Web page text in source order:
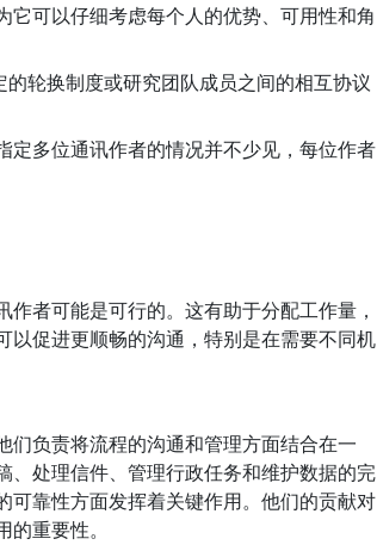
可以仔细考虑每个人的优势、可用性和角
轮换制度或研究团队成员之间的相互协议
多位通讯作者的情况并不少见，每位作者
者可能是可行的。这有助于分配工作量，
以促进更顺畅的沟通，特别是在需要不同机
负责将流程的沟通和管理方面结合在一
、处理信件、管理行政任务和维护数据的完
可靠性方面发挥着关键作用。他们的贡献对
重要性。